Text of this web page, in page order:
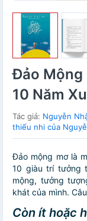
Đảo Mộng
10 Năm
Tác giả: Nguyễn
thiếu nhi của
Đảo mộng mơ là
10 giàu trí tưởng
mộng, tưởng
khát của mình.
Còn ít hoặc